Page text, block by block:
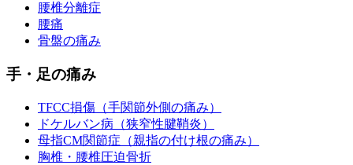
腰椎分離症
腰痛
骨盤の痛み
手・足の痛み
TFCC損傷（手関節外側の痛み）
ドケルバン病（狭窄性腱鞘炎）
母指CM関節症（親指の付け根の痛み）
胸椎・腰椎圧迫骨折